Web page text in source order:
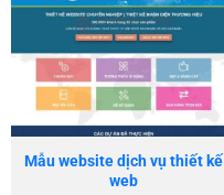
Mẫu website dịch vụ thiết kế
web